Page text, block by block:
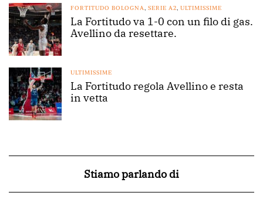
FORTITUDO BOLOGNA, SERIE A2, ULTIMISSIME
La Fortitudo va 1-0 con un filo di gas.
Avellino da resettare.
ULTIMISSIME
La Fortitudo regola Avellino e resta
in vetta
Stiamo parlando di